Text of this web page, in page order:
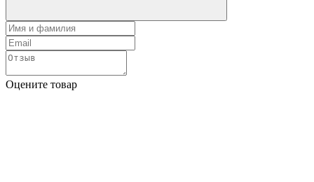
Оцените товар